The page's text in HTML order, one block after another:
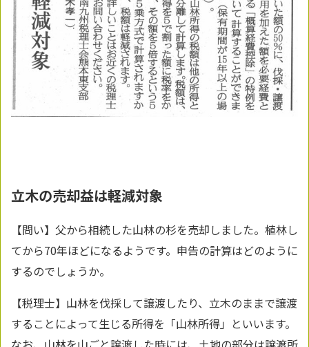
立木の売却益は軽減対象
【問い】父から相続した山林の杉を売却しました。植林し
てから70年ほどになるようです。申告の計算はどのように
するのでしょうか。
【税理士】山林を伐採して譲渡したり、立木のままで譲渡
することによって生じる所得を「山林所得」といいます。